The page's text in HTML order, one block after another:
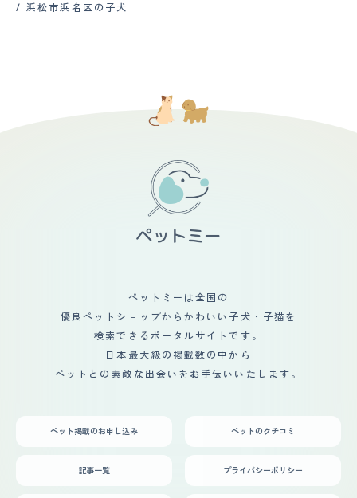
浜松市浜名区の子犬
ペットミーは全国の
優良ペットショップからかわいい子犬・子猫を
検索できるポータルサイトです。
日本最大級の掲載数の中から
ペットとの素敵な出会いをお手伝いいたします。
ペット掲載のお申し込み ペットのクチコミ
記事一覧 プライバシーポリシー